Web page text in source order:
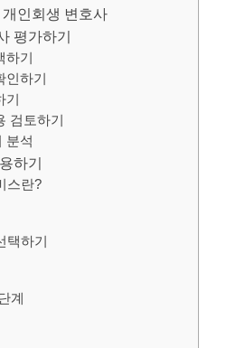
인회생 변호사
평가하기
하기
인하기
기
검토하기
분석
하기
스란?
택하기
계